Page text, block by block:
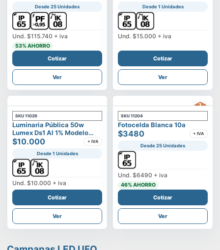
Desde 25 Unidades
Und. $115.740 + iva
53% AHORRO
Cotizar
Ver
Desde 1 Unidades
Und. $15.000 + iva
Cotizar
Ver
SKU 11029
Luminaria Pública 50w
Lumex Ds1 Al 1% Modelo
Vega
$10.000 + IVA
Desde 1 Unidades
Und. $10.000 + iva
Cotizar
Ver
SKU 11204
Fotocelda Blanca 10a
$3480 + IVA
Desde 25 Unidades
Und. $6490 + iva
46% AHORRO
Cotizar
Ver